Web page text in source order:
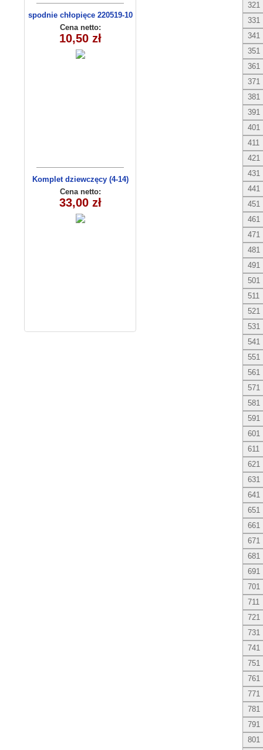
spodnie chłopięce 220519-10
(1-4)
Cena netto:
10,50 zł
Komplet dziewczęcy (4-14)
EAJ0605
Cena netto:
33,00 zł
321
331
341
351
361
371
381
391
401
411
421
431
441
451
461
471
481
491
501
511
521
531
541
551
561
571
581
591
601
611
621
631
641
651
661
671
681
691
701
711
721
731
741
751
761
771
781
791
801